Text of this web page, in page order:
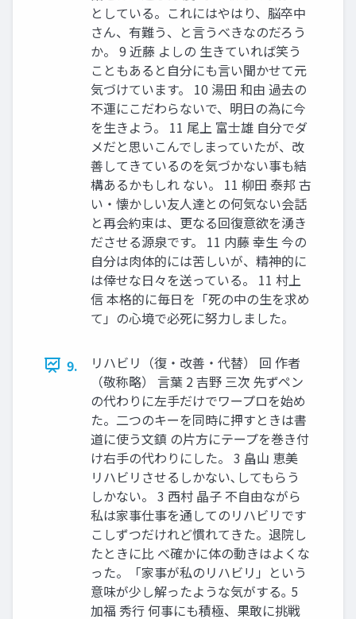
としている。これにはやはり、脳卒中
さん、有難う、と言うべきなのだろう
か。 9 近藤 よしの 生きていれば笑う
こともあると自分にも言い聞かせて元
気づけています。 10 湯田 和由 過去の
不運にこだわらないで、明日の為に今
を生きよう。 11 尾上 富士雄 自分でダ
メだと思いこんでしまっていたが、改
善してきているのを気づかない事も結
構あるかもしれ ない。 11 柳田 泰邦 古
い・懐かしい友人達との何気ない会話
と再会約束は、更なる回復意欲を湧き
ださせる源泉です。 11 内藤 幸生 今の
自分は肉体的には苦しいが、精神的に
は倖せな日々を送っている。 11 村上
信 本格的に毎日を「死の中の生を求め
て」の心境で必死に努力しました。
9.
リハビリ（復・改善・代替） 回 作者
（敬称略） 言葉 2 吉野 三次 先ずペン
の代わりに左手だけでワープロを始め
た。二つのキーを同時に押すときは書
道に使う文鎮 の片方にテープを巻き付
け右手の代わりにした。 3 畠山 恵美
リハビリさせるしかない､してもらう
しかない。 3 西村 晶子 不自由ながら
私は家事仕事を通してのリハビリです
こしずつだけれど慣れてきた。退院し
たときに比 べ確かに体の動きはよくな
った。「家事が私のリハビリ」という
意味が少し解ったような気がする｡ 5
加福 秀行 何事にも積極、果敢に挑戦